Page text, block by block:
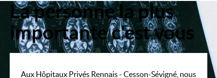
Image
La personne la plus
importante c'est vous
Aux Hôpitaux Privés Rennais - Cesson-Sévigné, nous